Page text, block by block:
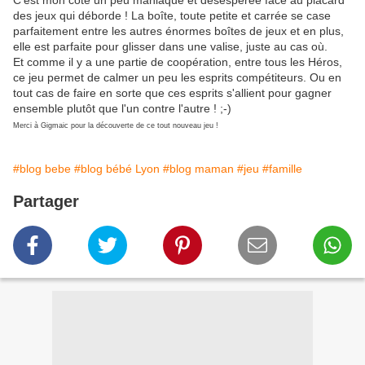
des jeux qui déborde ! La boîte, toute petite et carrée se case
parfaitement entre les autres énormes boîtes de jeux et en plus,
elle est parfaite pour glisser dans une valise, juste au cas où.
Et comme il y a une partie de coopération, entre tous les Héros,
ce jeu permet de calmer un peu les esprits compétiteurs. Ou en
tout cas de faire en sorte que ces esprits s'allient pour gagner
ensemble plutôt que l'un contre l'autre ! ;-)
Merci à Gigmaic pour la découverte de ce tout nouveau jeu !
#blog bebe #blog bébé Lyon #blog maman #jeu #famille
Partager